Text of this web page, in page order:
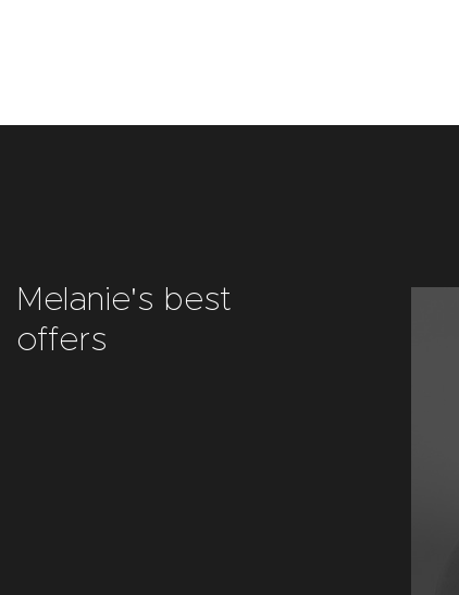
Melanie's best
offers